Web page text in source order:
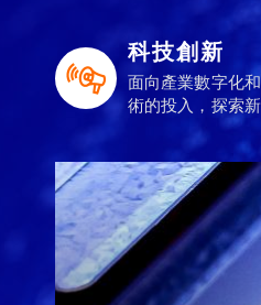
科技創新
面向產業數字化
術的投入，探索